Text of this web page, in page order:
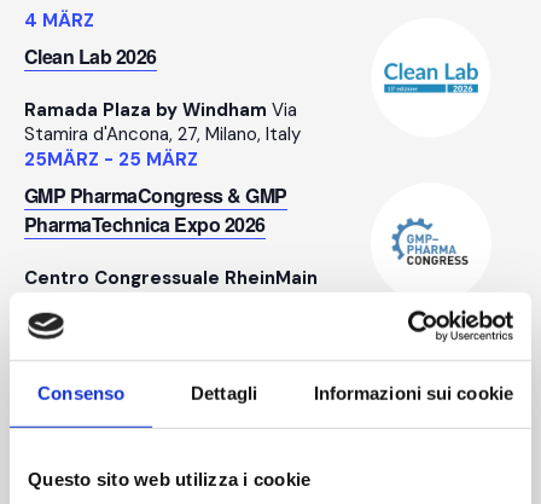
Consenso Dettagli Informazioni sui cookie
Questo sito web utilizza i cookie
Clean Lab 2026
4 MÄRZ
Ramada Plaza by Windham Via
Stamira d'Ancona, 27, Milano, Italy
GMP PharmaCongress & GMP
PharmaTechnica Expo 2026
25MÄRZ - 25 MÄRZ
Centro Congressuale RheinMain
Germany
Lounges Karlsruhe 2026
Germany